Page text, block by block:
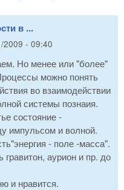
в ...
2009 - 09:40
Но менее или "более"
можно понять
во взаимодействии
системы познаия.
состояние -
импульсом и волной.
- поле -масса".
аурион и пр. до
и нравится.